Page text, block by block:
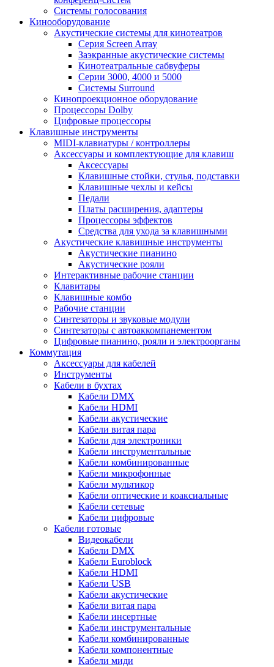
Системы голосования
Кинооборудование
Акустические системы для кинотеатров
Cерия Screen Array
Заэкранные акустические системы
Кинотеатральные сабвуферы
Серии 3000, 4000 и 5000
Системы Surround
Кинопроекционное оборудование
Процессоры Dolby
Цифровые процессоры
Клавишные инструменты
MIDI-клавиатуры / контроллеры
Аксессуары и комплектующие для клавиш
Аксессуары
Клавишные стойки, стулья, подставки
Клавишные чехлы и кейсы
Педали
Платы расширения, адаптеры
Процессоры эффектов
Средства для ухода за клавишными
Акустические клавишные инструменты
Акустические пианино
Акустические рояли
Интерактивные рабочие станции
Клавитары
Клавишные комбо
Рабочие станции
Синтезаторы и звуковые модули
Синтезаторы с автоаккомпанементом
Цифровые пианино, рояли и электроорганы
Коммутация
Аксессуары для кабелей
Инструменты
Кабели в бухтах
Кабели DMX
Кабели HDMI
Кабели акустические
Кабели витая пара
Кабели для электроники
Кабели инструментальные
Кабели комбинированные
Кабели микрофонные
Кабели мультикор
Кабели оптические и коаксиальные
Кабели сетевые
Кабели цифровые
Кабели готовые
Видеокабели
Кабели DMX
Кабели Euroblock
Кабели HDMI
Кабели USB
Кабели акустические
Кабели витая пара
Кабели инсертные
Кабели инструментальные
Кабели комбинированные
Кабели компонентные
Кабели миди